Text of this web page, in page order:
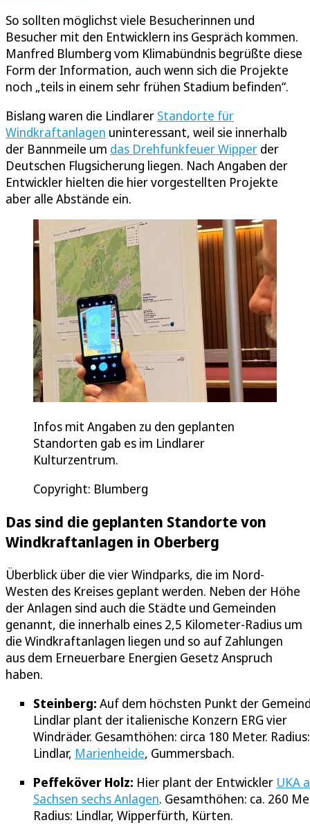
So sollten möglichst viele Besucherinnen und
Besucher mit den Entwicklern ins Gespräch kommen.
Manfred Blumberg vom Klimabündnis begrüßte diese
Form der Information, auch wenn sich die Projekte
noch „teils in einem sehr frühen Stadium befinden“.
Bislang waren die Lindlarer Standorte für
Windkraftanlagen uninteressant, weil sie innerhalb
der Bannmeile um das Drehfunkfeuer Wipper der
Deutschen Flugsicherung liegen. Nach Angaben der
Entwickler hielten die hier vorgestellten Projekte
aber alle Abstände ein.
Infos mit Angaben zu den geplanten
Standorten gab es im Lindlarer
Kulturzentrum.
Copyright: Blumberg
Das sind die geplanten Standorte von
Windkraftanlagen in Oberberg
Überblick über die vier Windparks, die im Nord-
Westen des Kreises geplant werden. Neben der Höhe
der Anlagen sind auch die Städte und Gemeinden
genannt, die innerhalb eines 2,5 Kilometer-Radius um
die Windkraftanlagen liegen und so auf Zahlungen
aus dem Erneuerbare Energien Gesetz Anspruch
haben.
Steinberg: Auf dem höchsten Punkt der
Lindlar plant der italienische Konzern ERG vier
Windräder. Gesamthöhen: circa 180 Meter. Radius:
Lindlar, Marienheide, Gummersbach.
Peffeköver Holz: Hier plant der Entwickler UKA
Sachsen sechs Anlagen. Gesamthöhen: ca. 260
Radius: Lindlar, Wipperfürth, Kürten.